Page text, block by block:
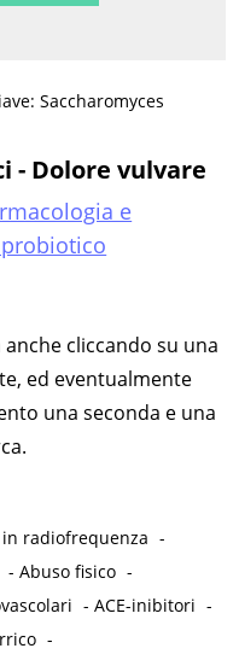
Saccharomyces
- Dolore vulvare
e
cliccando su una
ed eventualmente
una seconda e una
radiofrequenza -
-Abuso fisico -
-ACE-inibitori -
-